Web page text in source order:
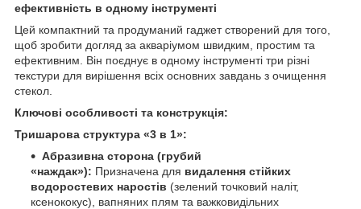
ефективність в одному інструменті
Цей компактний та продуманий гаджет створений для того,
щоб зробити догляд за акваріумом швидким, простим та
ефективним. Він поєднує в одному інструменті три різні
текстури для вирішення всіх основних завдань з очищення
стекол.
Ключові особливості та конструкція:
Тришарова структура «3 в 1»:
Абразивна сторона (грубий
«наждак»): Призначена для видалення стійких
водоростевих наростів (зелений точковий наліт,
ксенококус), вапняних плям та важковидільних